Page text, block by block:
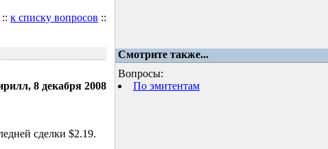
:: к списку вопросов ::
Смотрите также...
8 декабря 2008
сделки $2.19.
Вопросы:
По эмитентам